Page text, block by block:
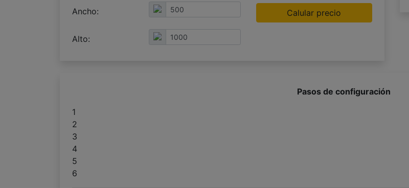
Ancho:
Alto:
Calular precio
Pasos de configuración
1
2
3
4
5
6